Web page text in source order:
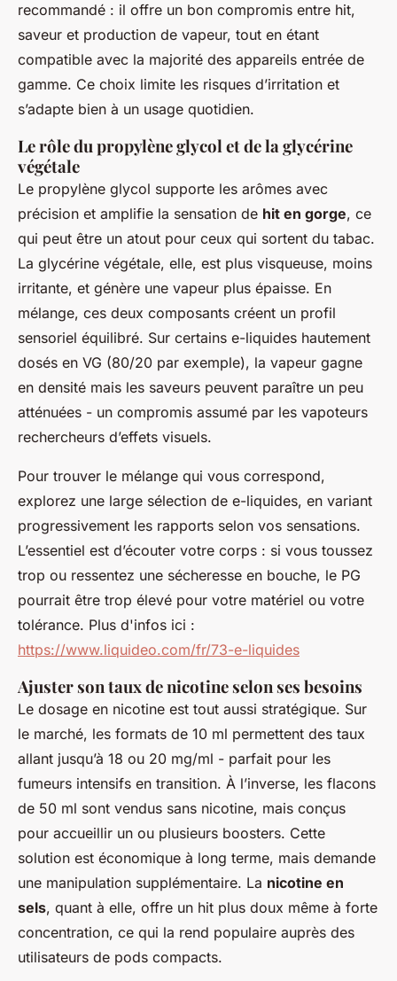
recommandé : il offre un bon compromis entre hit,
saveur et production de vapeur, tout en étant
compatible avec la majorité des appareils entrée de
gamme. Ce choix limite les risques d’irritation et
s’adapte bien à un usage quotidien.
Le rôle du propylène glycol et de la glycérine
végétale
Le propylène glycol supporte les arômes avec
précision et amplifie la sensation de hit en gorge, ce
qui peut être un atout pour ceux qui sortent du tabac.
La glycérine végétale, elle, est plus visqueuse, moins
irritante, et génère une vapeur plus épaisse. En
mélange, ces deux composants créent un profil
sensoriel équilibré. Sur certains e-liquides hautement
dosés en VG (80/20 par exemple), la vapeur gagne
en densité mais les saveurs peuvent paraître un peu
atténuées - un compromis assumé par les vapoteurs
rechercheurs d’effets visuels.
Pour trouver le mélange qui vous correspond,
explorez une large sélection de e-liquides, en variant
progressivement les rapports selon vos sensations.
L’essentiel est d’écouter votre corps : si vous toussez
trop ou ressentez une sécheresse en bouche, le PG
pourrait être trop élevé pour votre matériel ou votre
tolérance. Plus d'infos ici :
https://www.liquideo.com/fr/73-e-liquides
Ajuster son taux de nicotine selon ses besoins
Le dosage en nicotine est tout aussi stratégique. Sur
le marché, les formats de 10 ml permettent des taux
allant jusqu’à 18 ou 20 mg/ml - parfait pour les
fumeurs intensifs en transition. À l’inverse, les flacons
de 50 ml sont vendus sans nicotine, mais conçus
pour accueillir un ou plusieurs boosters. Cette
solution est économique à long terme, mais demande
une manipulation supplémentaire. La nicotine en
sels, quant à elle, offre un hit plus doux même à forte
concentration, ce qui la rend populaire auprès des
utilisateurs de pods compacts.